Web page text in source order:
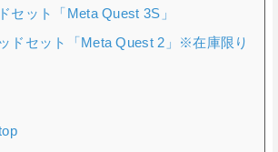
セット「Meta Quest 3S」
ドセット「Meta Quest 2」※在庫限り